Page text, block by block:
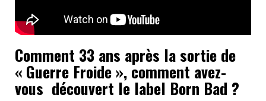
Comment 33 ans après la sortie de
« Guerre Froide », comment avez-
vous découvert le label Born Bad ?